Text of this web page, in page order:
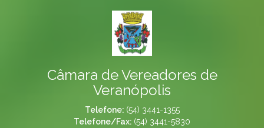
Câmara de Vereadores de
Veranópolis
Telefone: (54) 3441-1355
Telefone/Fax: (54) 3441-5830